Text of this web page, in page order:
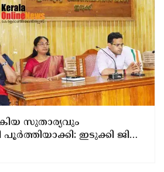
സുതാര്യവും
ഇടുക്കി ജില്ലാ